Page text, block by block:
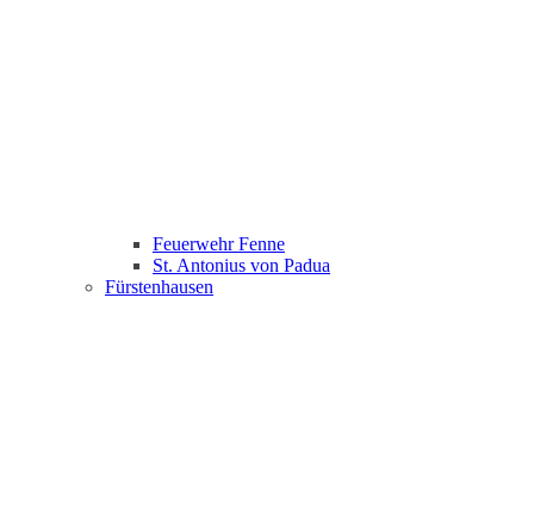
Feuerwehr Fenne
St. Antonius von Padua
Fürstenhausen